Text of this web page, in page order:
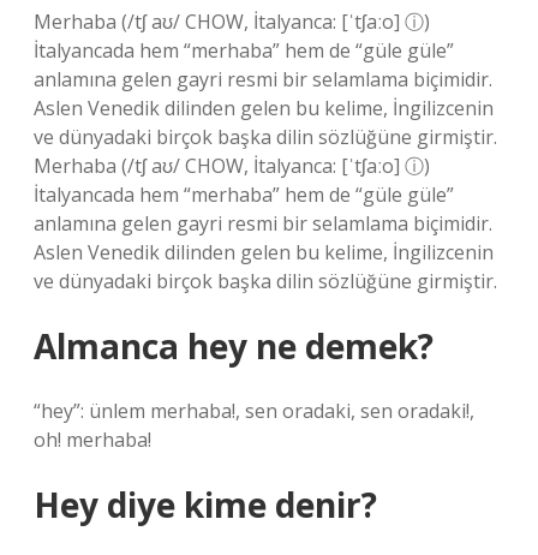
Merhaba (/tʃ aʊ/ CHOW, İtalyanca: [ˈtʃaːo] ⓘ)
İtalyancada hem “merhaba” hem de “güle güle”
anlamına gelen gayri resmi bir selamlama biçimidir.
Aslen Venedik dilinden gelen bu kelime, İngilizcenin
ve dünyadaki birçok başka dilin sözlüğüne girmiştir.
Merhaba (/tʃ aʊ/ CHOW, İtalyanca: [ˈtʃaːo] ⓘ)
İtalyancada hem “merhaba” hem de “güle güle”
anlamına gelen gayri resmi bir selamlama biçimidir.
Aslen Venedik dilinden gelen bu kelime, İngilizcenin
ve dünyadaki birçok başka dilin sözlüğüne girmiştir.
Almanca hey ne demek?
“hey”: ünlem merhaba!, sen oradaki, sen oradaki!,
oh! merhaba!
Hey diye kime denir?